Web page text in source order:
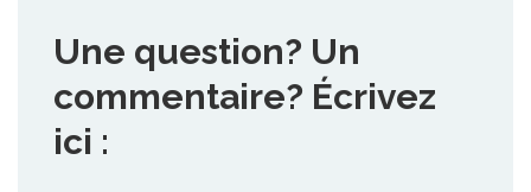
Une question? Un
commentaire? Écrivez
ici :